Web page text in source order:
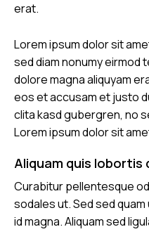
erat.
Lorem ipsum dolor sit
sed diam nonumy eirmod
dolore magna aliquyam
eos et accusam et justo
clita kasd gubergren, no
Lorem ipsum dolor sit
Aliquam quis lobortis
Curabitur pellentesque
sodales ut. Sed sed
id magna. Aliquam sed